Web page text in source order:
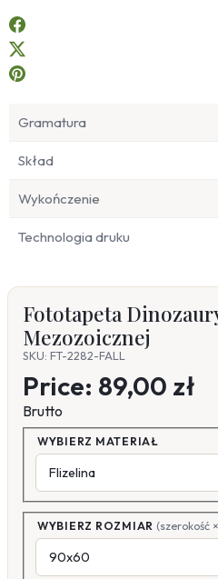
Gramatura
Skład
Wykończenie
Technologia druku
Fototapeta
Mezozoicznej
SKU: FT-2282-FALL
Price: 89,00 zł
Brutto
WYBIERZ MATERIAŁ
WYBIERZ ROZMIAR (szerokość